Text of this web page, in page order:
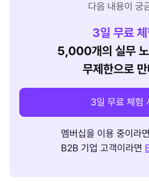
다음 내용이 궁
3일 무료
5,000개의 실무
무제한으로
3일 무료 체험
멤버십을 이용 중이라면
B2B 기업 고객이라면